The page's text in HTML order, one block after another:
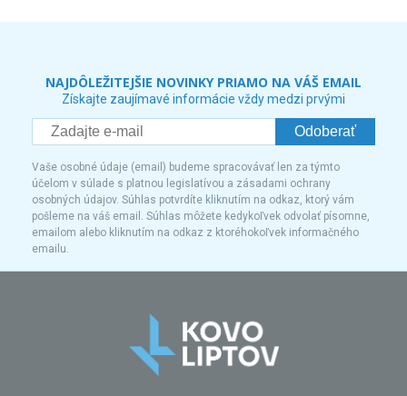
NAJDÔLEŽITEJŠIE NOVINKY PRIAMO NA VÁŠ EMAIL
Získajte zaujímavé informácie vždy medzi prvými
Odoberať
Vaše osobné údaje (email) budeme spracovávať len za týmto
účelom v súlade s platnou legislatívou a zásadami ochrany
osobných údajov. Súhlas potvrdíte kliknutím na odkaz, ktorý vám
pošleme na váš email. Súhlas môžete kedykoľvek odvolať písomne,
emailom alebo kliknutím na odkaz z ktoréhokoľvek informačného
emailu.